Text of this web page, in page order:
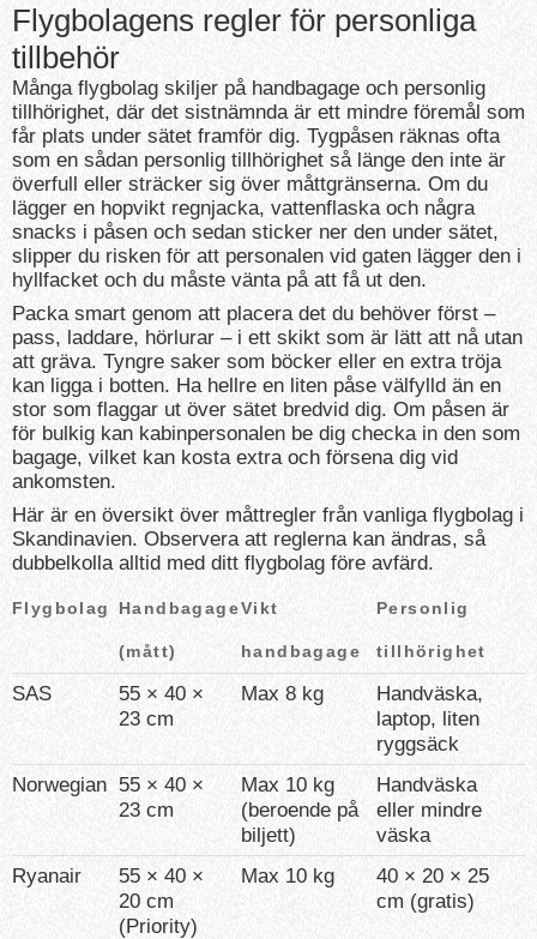
Flygbolagens regler för personliga
tillbehör
Många flygbolag skiljer på handbagage och personlig
tillhörighet, där det sistnämnda är ett mindre föremål som
får plats under sätet framför dig. Tygpåsen räknas ofta
som en sådan personlig tillhörighet så länge den inte är
överfull eller sträcker sig över måttgränserna. Om du
lägger en hopvikt regnjacka, vattenflaska och några
snacks i påsen och sedan sticker ner den under sätet,
slipper du risken för att personalen vid gaten lägger den i
hyllfacket och du måste vänta på att få ut den.
Packa smart genom att placera det du behöver först –
pass, laddare, hörlurar – i ett skikt som är lätt att nå utan
att gräva. Tyngre saker som böcker eller en extra tröja
kan ligga i botten. Ha hellre en liten påse välfylld än en
stor som flaggar ut över sätet bredvid dig. Om påsen är
för bulkig kan kabinpersonalen be dig checka in den som
bagage, vilket kan kosta extra och försena dig vid
ankomsten.
Här är en översikt över måttregler från vanliga flygbolag i
Skandinavien. Observera att reglerna kan ändras, så
dubbelkolla alltid med ditt flygbolag före avfärd.
Flygbolag Handbagage
(mått)
Vikt
handbagage
Personlig
tillhörighet
SAS
55 × 40 ×
23 cm
Max 8 kg
Handväska,
laptop, liten
ryggsäck
Norwegian 55 × 40 ×
23 cm
Max 10 kg
(beroende på
biljett)
Handväska
eller mindre
väska
Ryanair
55 × 40 ×
20 cm
(Priority)
Max 10 kg
40 × 20 × 25
cm (gratis)